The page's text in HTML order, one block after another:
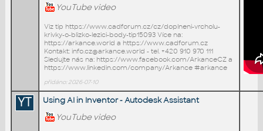
YouTube video
Viz tip https://www.cadforum.cz/cz/doplneni-vrcholu-
krivky-o-blizko-lezici-body-tip15093 Více na:
https://arkance.world a https://www.cadforum.cz
Kontakt: info.cz@arkance.world - tel. +420 910 970 111
Sledujte nás na: https://www.facebook.com/ArkanceCZ a
https://www.linkedin.com/company/Arkance #arkance
přidáno: 2026-07-10
YT
Using AI in Inventor - Autodesk Assistant
YouTube video